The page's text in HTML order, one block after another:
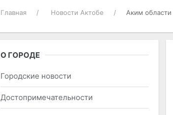
Главная Новости Актобе Аким
О ГОРОДЕ
Городские новости
Достопримечательности